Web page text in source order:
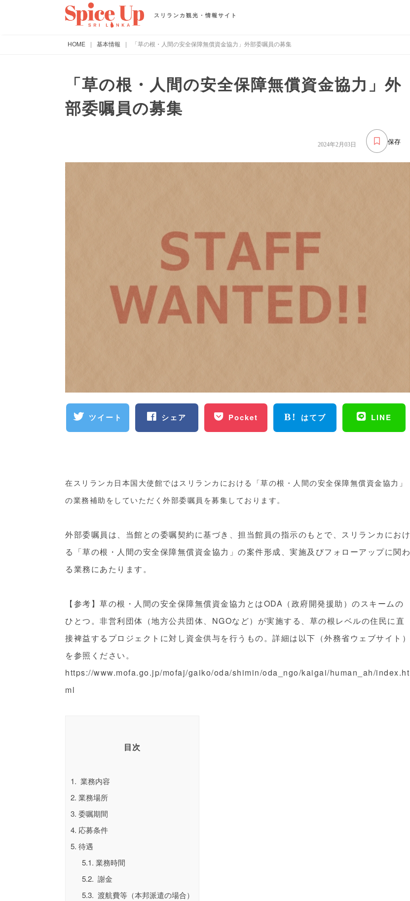
スリランカ観光・情報サイト
HOME | 基本情報 | 「草の根・人間の安全保障無償資金協力」外部委嘱員の募集
「草の根・人間の安全保障無償資金協力」外
部委嘱員の募集
保存
2024年2月03日
ツイート シェア Pocket はてブ LINE
在スリランカ日本国大使館ではスリランカにおける「草の根・人間の安全保障無償資金協力」
の業務補助をしていただく外部委嘱員を募集しております。
外部委嘱員は、当館との委嘱契約に基づき、担当館員の指示のもとで、スリランカにおけ
る「草の根・人間の安全保障無償資金協力」の案件形成、実施及びフォローアップに関わ
る業務にあたります。
【参考】草の根・人間の安全保障無償資金協力とはODA（政府開発援助）のスキームの
ひとつ。非営利団体（地方公共団体、NGOなど）が実施する、草の根レベルの住民に直
接裨益するプロジェクトに対し資金供与を行うもの。詳細は以下（外務省ウェブサイト）
を参照ください。
https://www.mofa.go.jp/mofaj/gaiko/oda/shimin/oda_ngo/kaigai/human_ah/index.ht
ml
目次
1. 業務内容
2. 業務場所
3. 委嘱期間
4. 応募条件
5. 待遇
5.1. 業務時間
5.2. 謝金
5.3. 渡航費等（本邦派遣の場合）